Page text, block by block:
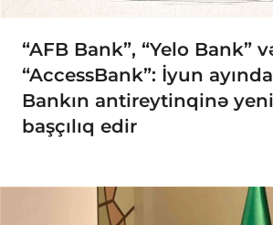
“AFB Bank”, “Yelo Bank”
“AccessBank”: İyun
Bankın antireytinqinə
başçılıq edir